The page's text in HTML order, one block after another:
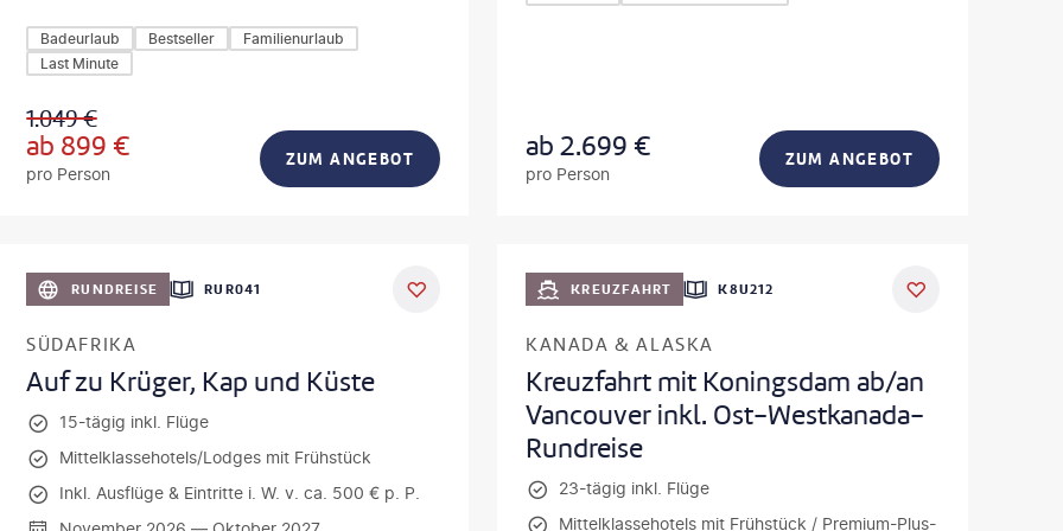
Badeurlaub Bestseller
Familienurlaub
Last Minute
1.049€
ab 899 €
pro Person
ZUM ANGEBOT ab2.699 €
pro Person
ZUM ANGEBOT
DEAL
RUNDREISE RUR041
SÜDAFRIKA
Auf zu Krüger, Kap und Küste
15-tägig inkl. Flüge
Mittelklassehotels/Lodges mit Frühstück
Inkl. Ausflüge & Eintritte i. W. v. ca. 500 € p. P.
KREUZFAHRT K8U212
KANADA & ALASKA
Kreuzfahrt mit Koningsdam ab/an
Vancouver inkl. Ost-Westkanada-
Rundreise
23-tägig inkl. Flüge
Mittelklassehotels mit Frühstück / Premium-Plus-